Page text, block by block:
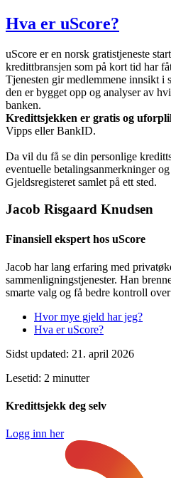
Hva er uScore?
uScore er en norsk gratistjeneste
kredittbransjen som på kort tid har
Tjenesten gir medlemmene innsikt i
den er bygget opp og analyser av
banken.
Kredittsjekken er gratis og
Vipps eller BankID.
Da vil du få se din personlige
eventuelle betalingsanmerkninger
Gjeldsregisteret samlet på ett sted.
Jacob Risgaard Knudsen
Finansiell ekspert hos uScore
Jacob har lang erfaring med
sammenligningstjenester. Han
smarte valg og få bedre kontroll
Hvor mye gjeld har jeg?
Hva er uScore?
Sidst updated: 21. april 2026
Lesetid: 2 minutter
Kredittsjekk deg selv
Logg inn her